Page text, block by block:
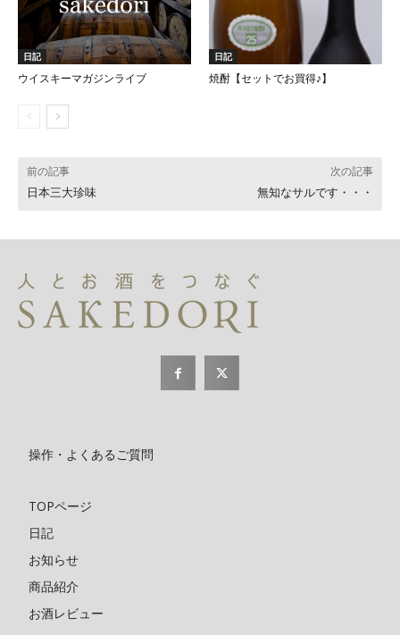
日記
ウイスキーマガジンライブ
日記
焼酎【セットでお買得♪】
前の記事
日本三大珍味
次の記事
無知なサルです・・・
操作・よくあるご質問
TOPページ
日記
お知らせ
商品紹介
お酒レビュー